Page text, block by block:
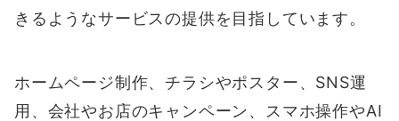
きるようなサービスの提供を目指しています。
ホームページ制作、チラシやポスター、SNS運
用、会社やお店のキャンペーン、スマホ操作やAI